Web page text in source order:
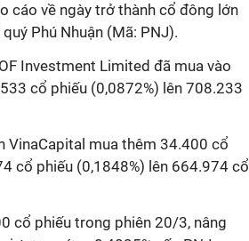
cáo về ngày trở thành cổ đông lớn
Phú Nhuận (Mã: PNJ).
Investment Limited đã mua vào
cổ phiếu (0,0872%) lên 708.233
VinaCapital mua thêm 34.400 cổ
cổ phiếu (0,1848%) lên 664.974 cổ
cổ phiếu trong phiên 20/3, nâng